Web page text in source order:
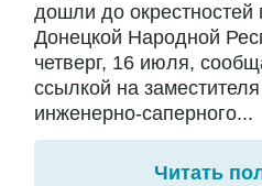
дошли до окрестностей
Донецкой Народной
четверг, 16 июля,
ссылкой на
инженерно-саперного...
Читать